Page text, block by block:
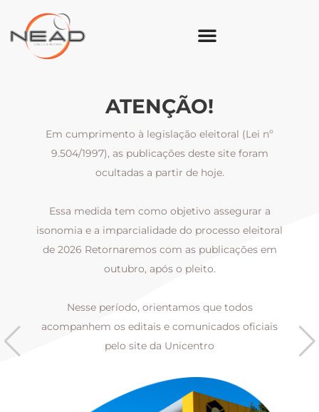
ATENÇÃO!
Em cumprimento à legislação eleitoral (Lei nº
9.504/1997), as publicações deste site foram
ocultadas a partir de hoje.
Essa medida tem como objetivo assegurar a
isonomia e a imparcialidade do processo eleitoral
de 2026 Retornaremos com as publicações em
outubro, após o pleito.
Nesse período, orientamos que todos
acompanhem os editais e comunicados oficiais
pelo site da Unicentro